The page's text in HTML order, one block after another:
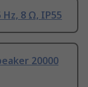
Hz, 8 Ω, IP55
20000